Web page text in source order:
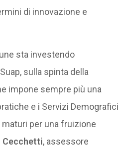
di innovazione e
sta investendo
sulla spinta della
impone sempre più una
e i Servizi Demografici
per una fruizione
Cecchetti, assessore